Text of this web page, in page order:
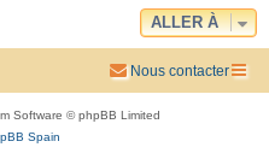
h
ALLER À
Nous contacter
Software © phpBB Limited
Spain